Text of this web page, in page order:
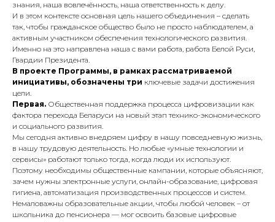
знания, наша вовлечённость, наша ответственность к делу.
И в этом контексте основная цель нашего объединения – сделать
так, чтобы гражданское общество было не просто наблюдателем, а
активным участником обеспечения технологического развития.
Именно на это направлена наша с вами работа, работа Белой Руси,
Гвардии Президента.
В проекте Программы, в рамках рассматриваемой
инициативы, обозначены три ключевые задачи достижения
цели.
Первая. Общественная поддержка процесса цифровизации как
фактора перехода Беларуси на новый этап технико-экономического
и социального развития.
Мы сегодня активно внедряем цифру в нашу повседневную жизнь,
в нашу трудовую деятельность. Но любые «умные технологии и
сервисы» работают только тогда, когда люди их используют.
Поэтому необходимы общественные кампании, которые объясняют,
зачем нужны электронные услуги, онлайн-образование, цифровая
гигиена, автоматизация производственных процессов и систем.
Немаловажны образовательные акции, чтобы любой человек – от
школьника до пенсионера — мог освоить базовые цифровые